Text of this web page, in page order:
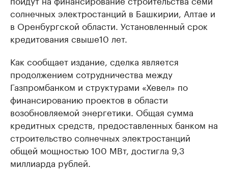
солнечных электростанций в Башкирии, Алтае и
в Оренбургской области. Установленный срок
кредитования свыше10 лет.
Как сообщает издание, сделка является
продолжением сотрудничества между
Газпромбанком и структурами «Хевел» по
финансированию проектов в области
возобновляемой энергетики. Общая сумма
кредитных средств, предоставленных банком на
строительство солнечных электростанций
общей мощностью 100 МВт, достигла 9,3
миллиарда рублей.